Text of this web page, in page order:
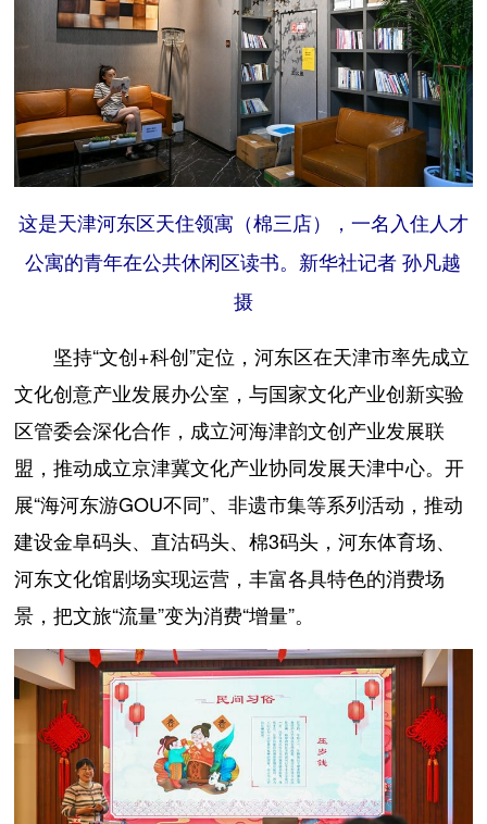
这是天津河东区天住领寓（棉三店），一名入住人才
公寓的青年在公共休闲区读书。新华社记者 孙凡越
摄
坚持“文创+科创”定位，河东区在天津市率先成立
文化创意产业发展办公室，与国家文化产业创新实验
区管委会深化合作，成立河海津韵文创产业发展联
盟，推动成立京津冀文化产业协同发展天津中心。开
展“海河东游GOU不同”、非遗市集等系列活动，推动
建设金阜码头、直沽码头、棉3码头，河东体育场、
河东文化馆剧场实现运营，丰富各具特色的消费场
景，把文旅“流量”变为消费“增量”。